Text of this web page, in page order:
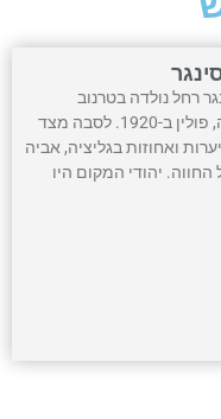
רחל נולדה בטרנוב
שבגליציה, פולין ב-1920. לסבה מצד
ואחוזות בגליציה, אביה
החווה. יהודי המקום היו